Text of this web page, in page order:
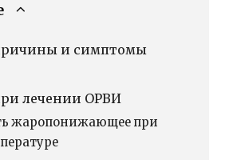
и симптомы
лечении ОРВИ
жаропонижающее при